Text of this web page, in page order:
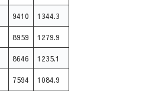
9410 1344.3
8959 1279.9
8646 1235.1
7594 1084.9